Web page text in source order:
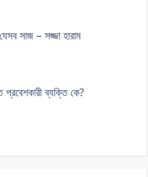
সাজ – সজ্জা হারাম
প্রবেশকারী ব্যক্তি কে?